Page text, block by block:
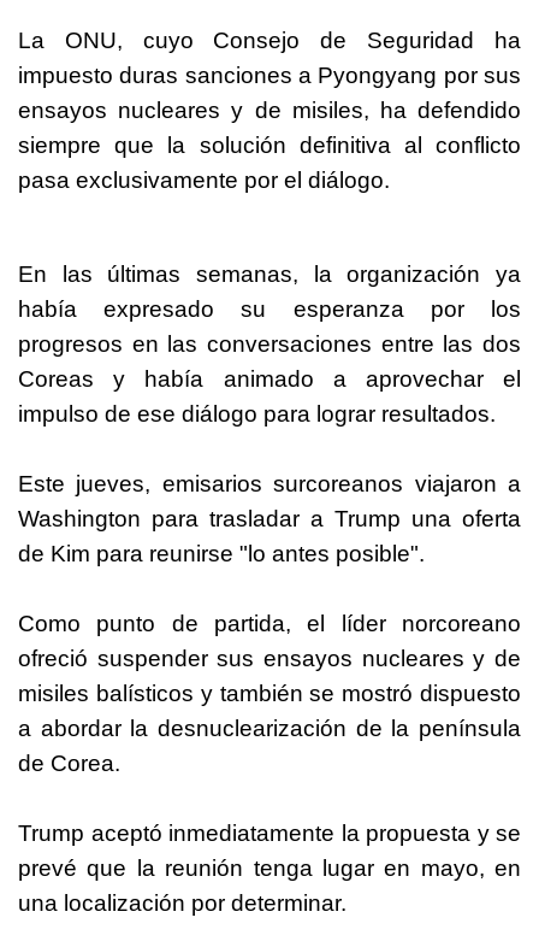
La ONU, cuyo Consejo de Seguridad ha
impuesto duras sanciones a Pyongyang por sus
ensayos nucleares y de misiles, ha defendido
siempre que la solución definitiva al conflicto
pasa exclusivamente por el diálogo.
En las últimas semanas, la organización ya
había expresado su esperanza por los
progresos en las conversaciones entre las dos
Coreas y había animado a aprovechar el
impulso de ese diálogo para lograr resultados.
Este jueves, emisarios surcoreanos viajaron a
Washington para trasladar a Trump una oferta
de Kim para reunirse "lo antes posible".
Como punto de partida, el líder norcoreano
ofreció suspender sus ensayos nucleares y de
misiles balísticos y también se mostró dispuesto
a abordar la desnuclearización de la península
de Corea.
Trump aceptó inmediatamente la propuesta y se
prevé que la reunión tenga lugar en mayo, en
una localización por determinar.